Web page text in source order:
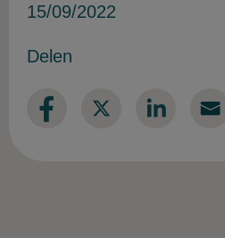
15/09/2022
Delen